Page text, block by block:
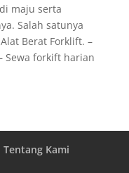
maju serta
Salah satunya
Berat Forklift. –
Sewa forkift harian
Tentang Kami